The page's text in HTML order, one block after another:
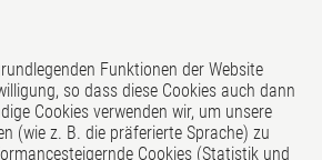
- Unsere
und
Funktionen der Website
so dass diese Cookies auch dann
Cookies verwenden wir, um unsere
(wie z. B. die präferierte Sprache) zu
Cookies (Statistik und